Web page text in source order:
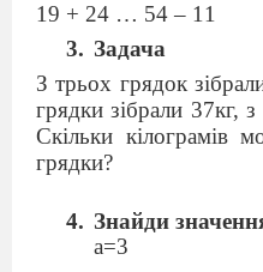
19 + 24 … 54 – 11
Задача
З трьох грядок
грядки зібрали 37кг,
Скільки кілограмів
грядки?
Знайди
а=3